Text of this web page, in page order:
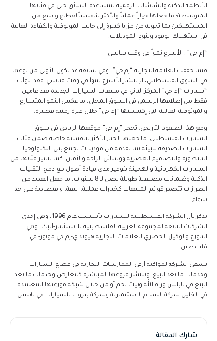
الأنظمة الذكية والشاشات الرقمية لمساعدة السائق حتى في فئاتها
المتوسطة؛ ما جعلها خياراً عملياً والأكثر تنافسياً لقطاع واسع من
المستهلكين بما تحويه من مزايا كثيرة إلى جانب الموثوقية والكفاءة العالية
في استهلاك الوقود وتنوع الموديلات.
“إم جي”.. الأسرع نمواً في وقت قياسي
فيما حققت العلامة التجارية “إم جي”، وفي سابقة قد تكون الأولى من نوعها
في السوق الفلسطيني، الإنتشار الأسرع نمواً في وقت قياسي؛ فقد تبوأت
“سيارات “إم جي” المركز الثاني في مبيعات السيارات الجديدة بعد عامين
فقط من إطلاقها الرسمي في السوق المحلي، ما عكس النمو المتسارع
والموثوقية العالية التي إكتسبتها “إم جي” خلال فترة زمنية قصيرة.
ومع هذا الصعود التاريخي، تحجز “إم جي” موقعها الريادي في سوق
السيارات الفلسطيني؛ ما جعلها الخيار الأكثر تنافسية خاصة ضمن فئات
السيارات الصديقة للبيئة بما تقدمه من موديلات تجمع بين التكنولوجيا
المتطورة والتصاميم العصرية ووسائل الراحة والأمان. كما تتميز فئاتها من
السيارات الكهربائية والهجينة بتوفير مدى قيادة أطول مع دمج التقنيات
الذكية وضمانات مصنعية طويلة تصل لـ 8 سنوات، ما جعل العديد من
الطرازات تتصدر قوائم المبيعات كخيارات عملية، أنيقة، واقتصادية على حد
سواء.
يذكر بأن الشركة الفلسطينية للسيارات تأسست عام 1996، وهي إحدى
الشركات التابعة لمجموعة العربية الفلسطينية للاستثمار-أيبك، وهي
الموزع والوكيل الحصري للعلامات التجارية هيونداي-إم جي موتور- في
فلسطين.
تسعى الشركة لمواكبة أرقى الممارسات التجارية في قطاع السيارات
وخدمات ما بعد البيع. وتنتشر فروعها المباشرة كمعارض وخدمات ما بعد
البيع في نابلس ورام الله وبيت لحم أو من خلال شبكة موزعيها المعتمدة
في الخليل شركة السلام الاستثمارية وشركة بيروت للسيارات في نابلس.
شارك المقالة